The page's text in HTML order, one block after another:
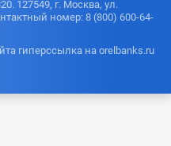
127549, г. Москва, ул.
номер: 8 (800) 600-64-
гиперссылка на orelbanks.ru